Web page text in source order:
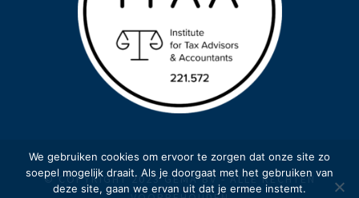
© COPYRIGHT 2023 GEMA BV - ALLE RECHTEN
We gebruiken cookies om ervoor te zorgen dat onze site zo
soepel mogelijk draait. Als je doorgaat met het gebruiken van
deze site, gaan we ervan uit dat je ermee instemt.